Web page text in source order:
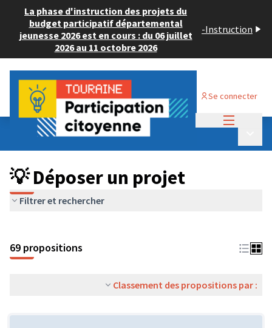
La phase d'instruction des projets du
budget participatif départemental
jeunesse 2026 est en cours : du 06 juillet
2026 au 11 octobre 2026
-Instruction
Se connecter
Budget Participatif ADULTE 2024
💡 Déposer un projet
💡 Déposer un projet
Filtrer et rechercher
69 propositions
Classement des propositions par :